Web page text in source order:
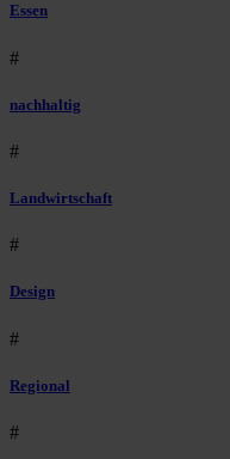
Essen
#
nachhaltig
#
Landwirtschaft
#
Design
#
Regional
#